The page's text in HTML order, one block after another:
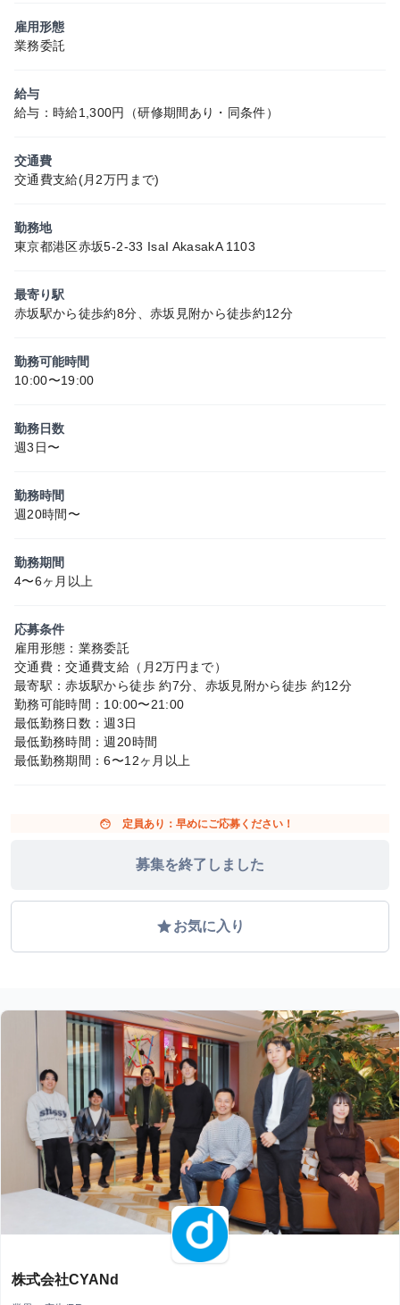
雇用形態
業務委託
給与
給与：時給1,300円（研修期間あり・同条件）
交通費
交通費支給(月2万円まで)
勤務地
東京都港区赤坂5-2-33 IsaI AkasakA 1103
最寄り駅
赤坂駅から徒歩約8分、赤坂見附から徒歩約12分
勤務可能時間
10:00〜19:00
勤務日数
週3日〜
勤務時間
週20時間〜
勤務期間
4〜6ヶ月以上
応募条件
雇用形態：業務委託
交通費：交通費支給（月2万円まで）
最寄駅：赤坂駅から徒歩 約7分、赤坂見附から徒歩 約12分
勤務可能時間：10:00〜21:00
最低勤務日数：週3日
最低勤務時間：週20時間
最低勤務期間：6〜12ヶ月以上
face 定員あり：早めにご応募ください！
募集を終了しました
gradeお気に入り
株式会社CYANd